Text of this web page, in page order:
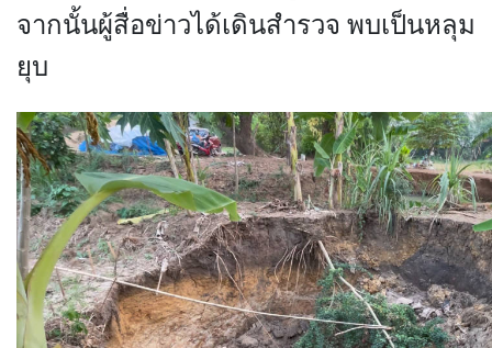
จากนั้นผู้สื่อข่าวได้เดินสำรวจ พบเป็นหลุม
ยุบ